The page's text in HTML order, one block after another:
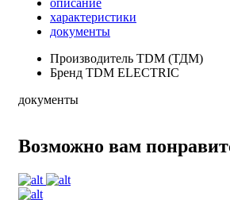
характеристики
документы
Производитель TDM (ТДМ)
Бренд TDM ELECTRIC
документы
Возможно вам